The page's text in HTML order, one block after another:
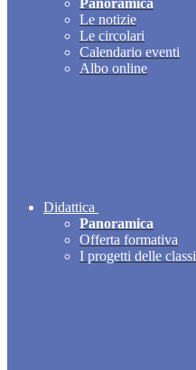
Panoramica
Le notizie
Le circolari
Calendario eventi
Albo online
Didattica
Panoramica
Offerta formativa
I progetti delle classi